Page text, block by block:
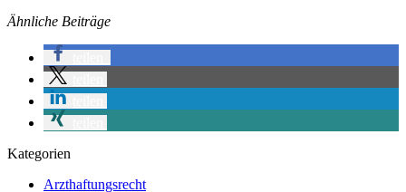
Ähnliche Beiträge
Kategorien
Arzthaftungsrecht